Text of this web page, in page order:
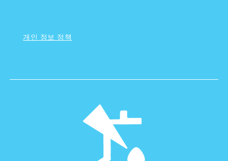
개인 정보 정책